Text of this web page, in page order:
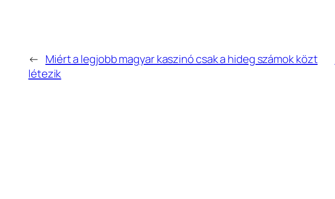
← Miért a legjobb magyar kaszinó csak a hideg számok közt
létezik